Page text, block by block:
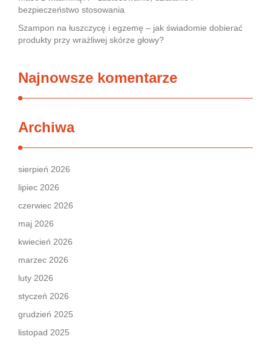
bezpieczeństwo stosowania
Szampon na łuszczycę i egzemę – jak świadomie dobierać
produkty przy wrażliwej skórze głowy?
Najnowsze komentarze
Archiwa
sierpień 2026
lipiec 2026
czerwiec 2026
maj 2026
kwiecień 2026
marzec 2026
luty 2026
styczeń 2026
grudzień 2025
listopad 2025